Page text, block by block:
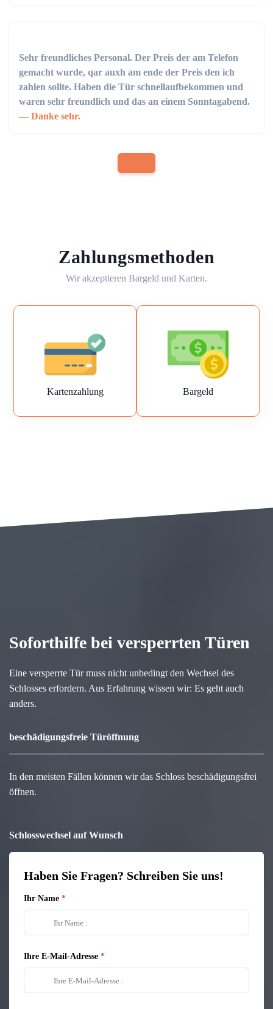
Sehr freundliches Personal. Der Preis der am Telefon
gemacht wurde, qar auxh am ende der Preis den ich
zahlen sollte. Haben die Tür schnellaufbekommen und
waren sehr freundlich und das an einem Sonntagabend.
Danke sehr.
Zahlungsmethoden
Wir akzeptieren Bargeld und Karten.
Kartenzahlung Bargeld
Soforthilfe bei versperrten Türen
Eine versperrte Tür muss nicht unbedingt den Wechsel des
Schlosses erfordern. Aus Erfahrung wissen wir: Es geht auch
anders.
beschädigungsfreie Türöffnung
In den meisten Fällen können wir das Schloss beschädigungsfrei
öffnen.
Schlosswechsel auf Wunsch
Haben Sie Fragen? Schreiben Sie uns!
Ihr Name
Ihre E-Mail-Adresse